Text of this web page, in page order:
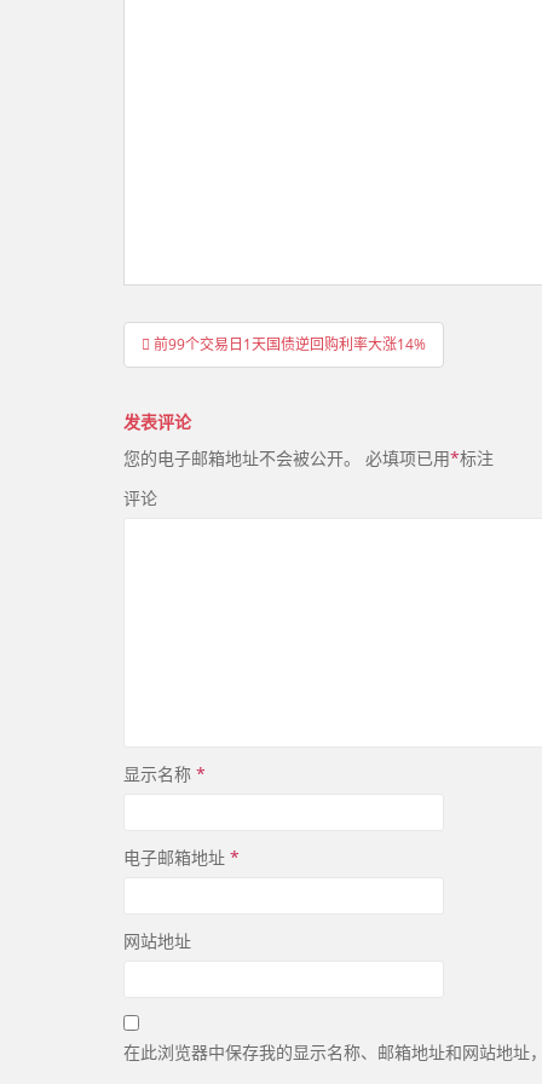
文
章
航
前99个交易日1天国债逆回购利率大涨14%
发表评论
您的电子邮箱地址不会被公开。 必填项已用*标注
评论
显示名称 *
电子邮箱地址 *
网站地址
在此浏览器中保存我的显示名称、邮箱地址和网站地址